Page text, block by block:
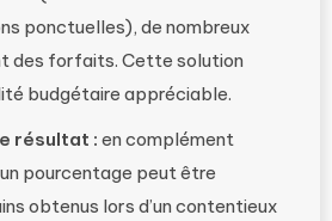
ponctuelles), de nombreux
des forfaits. Cette solution
budgétaire appréciable.
résultat : en complément
pourcentage peut être
obtenus lors d’un contentieux